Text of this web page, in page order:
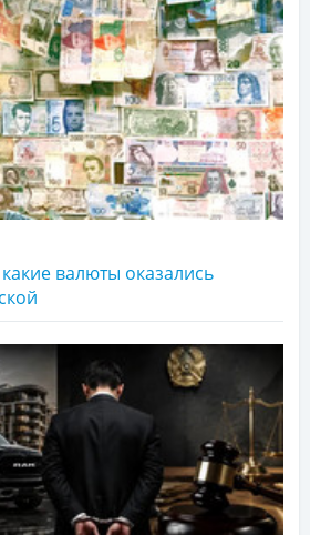
валюты оказались